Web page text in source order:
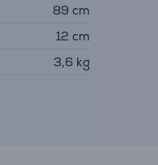
89 cm
12 cm
3,6 kg